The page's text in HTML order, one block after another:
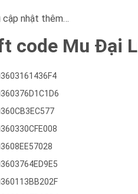
cập nhật thêm…
code Mu Đại